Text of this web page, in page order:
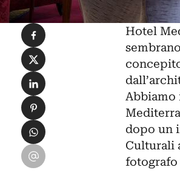
Hotel
Abbiamo
dopo un
Culturali
fotografo
Condividi su Facebook
Condividi su X
Condividi su LinkedIn
Condividi su Pinterest
Condividi su WhatsApp
Condividi su Email